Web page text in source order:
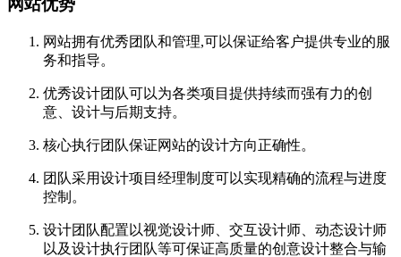
网站优势
网站拥有优秀团队和管理,可以保证给客户提供专业的服
务和指导。
优秀设计团队可以为各类项目提供持续而强有力的创
意、设计与后期支持。
核心执行团队保证网站的设计方向正确性。
团队采用设计项目经理制度可以实现精确的流程与进度
控制。
设计团队配置以视觉设计师、交互设计师、动态设计师
以及设计执行团队等可保证高质量的创意设计整合与输